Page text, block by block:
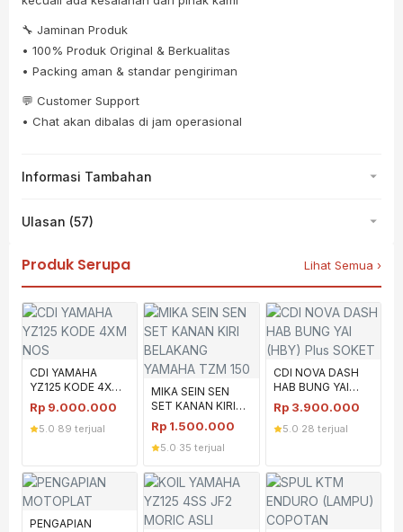
🔧 Jaminan Produk
• 100% Produk Original & Berkualitas
• Packing aman & standar pengiriman
💬 Customer Support
• Chat akan dibalas di jam operasional
Informasi Tambahan
Ulasan (57)
Produk Serupa Lihat Semua ›
CDI YAMAHA
YZ125 KODE 4XM
NOS
Rp 9.000.000
5.0 89 terjual
MIKA SEIN SEN
SET KANAN KIRI
BELAKANG
YAMAHA TZM 150
Rp 1.500.000
5.0 35 terjual
CDI NOVA DASH
HAB BUNG YAI
(HBY) Plus SOKET
Rp 3.900.000
5.0 28 terjual
PENGAPIAN